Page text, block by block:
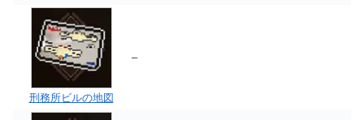
刑務所ビルの地図
–